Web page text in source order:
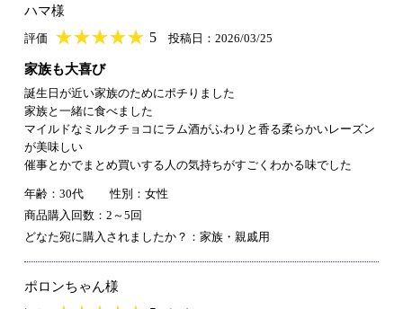
ハマ様
評価 ★★★★★
★★★★★ 5 投稿日：2026/03/25
家族も大喜び
誕生日が近い家族のためにポチりました
家族と一緒に食べました
マイルドなミルクチョコにラム酒がふわりと香る柔らかいレーズン
が美味しい
催事とかでまとめ買いする人の気持ちがすごくわかる味でした
年齢：30代
性別：女性
商品購入回数：2～5回
どなた宛に購入されましたか？：家族・親戚用
ポロンちゃん様